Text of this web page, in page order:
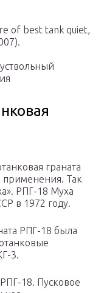
of best tank quiet,
граната
применения. Так
РПГ-18 Муха
в 1972 году.
РПГ-18 была
3.
18. Пусковое